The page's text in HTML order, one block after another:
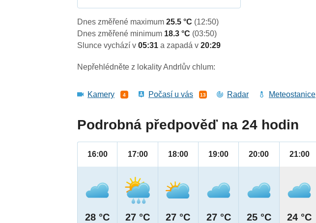
Dnes změřené maximum25.5 °C (12:50)
Dnes změřené minimum 18.3 °C (03:50)
Slunce vychází v05:31a zapadá v20:29
Nepřehlédněte z lokality Andrlův chlum:
Kamery 4 Počasí u vás 13 Radar Meteostanice
Podrobná předpověď na 24 hodin
16:00
28 °C
17:00
27 °C
18:00
27 °C
19:00
27 °C
20:00
25 °C
21:00
24 °C